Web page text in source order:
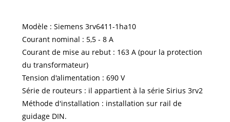
Modèle : Siemens 3rv6411-1ha10
Courant nominal : 5,5 - 8 A
Courant de mise au rebut : 163 A (pour la protection
du transformateur)
Tension d'alimentation : 690 V
Série de routeurs : il appartient à la série Sirius 3rv2
Méthode d'installation : installation sur rail de
guidage DIN.